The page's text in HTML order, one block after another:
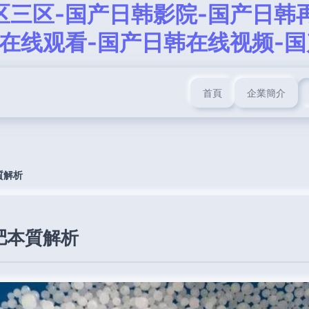
区-国产日韩影院-国产日
线观看-国产日韩在线视频-
首頁 企業簡介
解析
本質解析